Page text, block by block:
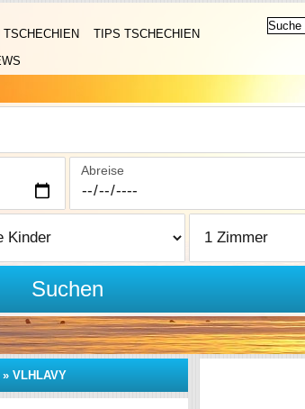
TIPS TSCHECHIEN
Abreise
Suchen
» VLHLAVY